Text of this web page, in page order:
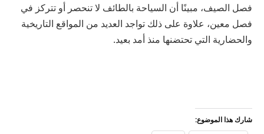
فصل الصيف، مبينًا أن السياحة بالطائف لا تنحصر أو تتركز في
فصل معين، علاوة على ذلك تواجد العديد من المواقع التاريخية
والحضارية التي تحتضنها منذ أمد بعيد.
شارك هذا الموضوع: